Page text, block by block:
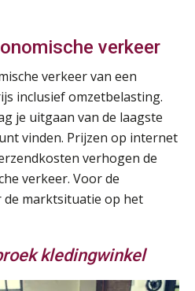
verkeer
verkeer van een
inclusief omzetbelasting.
je uitgaan van de laagste
vinden. Prijzen op internet
verhogen de
verkeer. Voor de
marktsituatie op het
kledingwinkel